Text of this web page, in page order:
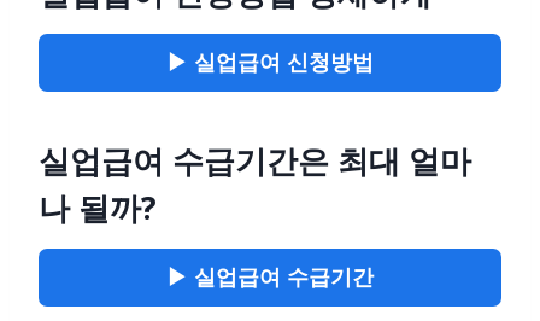
▶ 실업급여 신청방법
실업급여 수급기간은 최대 얼마
나 될까?
▶ 실업급여 수급기간